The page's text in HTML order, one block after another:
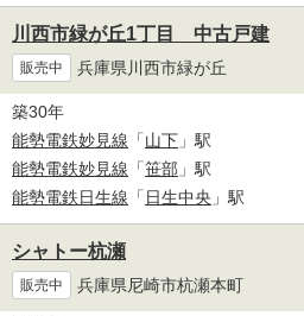
川西市緑が丘1丁目 中古戸建
販売中 兵庫県川西市緑が丘
築30年
能勢電鉄妙見線 「山下 」駅
能勢電鉄妙見線 「笹部 」駅
能勢電鉄日生線 「 日生中央 」駅
シャトー杭瀬
販売中 兵庫県尼崎市杭瀬本町